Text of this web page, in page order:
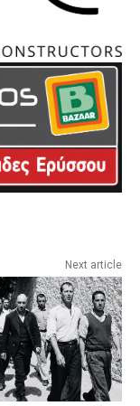
Next article